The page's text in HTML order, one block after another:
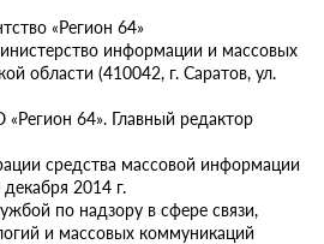
«Регион 64»
информации и массовых
области (410042, г. Саратов, ул.
64». Главный редактор
средства массовой информации
2014 г.
по надзору в сфере связи,
и массовых коммуникаций